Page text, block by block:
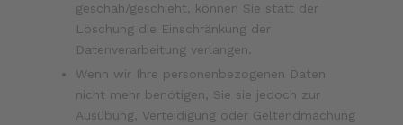
geschah/geschieht, können Sie statt der
Löschung die Einschränkung der
Datenverarbeitung verlangen.
Wenn wir Ihre personenbezogenen Daten
nicht mehr benötigen, Sie sie jedoch zur
Ausübung, Verteidigung oder Geltendmachung